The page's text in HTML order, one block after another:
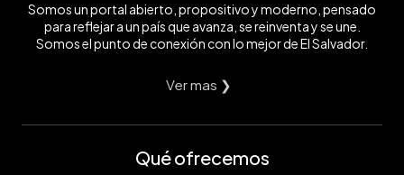
Somos un portal abierto, propositivo y moderno, pensado
para reflejar a un país que avanza, se reinventa y se une.
Somos el punto de conexión con lo mejor de El Salvador.
Ver mas ❯
Qué ofrecemos